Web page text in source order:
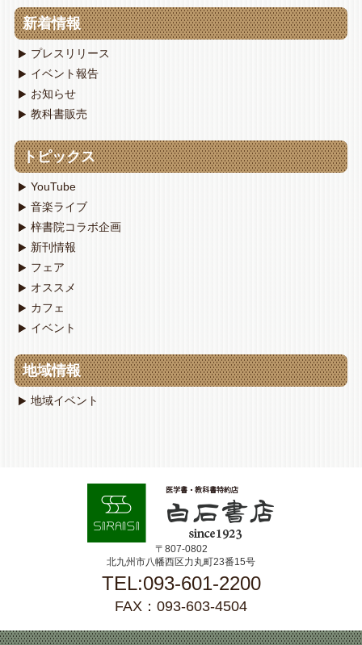
新着情報
プレスリリース
イベント報告
お知らせ
教科書販売
トピックス
YouTube
音楽ライブ
梓書院コラボ企画
新刊情報
フェア
オススメ
カフェ
イベント
地域情報
地域イベント
〒807-0802
北九州市八幡西区力丸町23番15号
TEL:093-601-2200
FAX：093-603-4504